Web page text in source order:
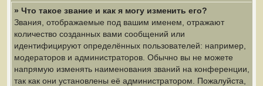
» Что такое звание и как я могу изменить его?
Звания, отображаемые под вашим именем, отражают
количество созданных вами сообщений или
идентифицируют определённых пользователей: например,
модераторов и администраторов. Обычно вы не можете
напрямую изменять наименования званий на конференции,
так как они установлены её администратором. Пожалуйста,